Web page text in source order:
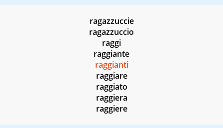
ragazzuccie
ragazzuccio
raggi
raggiante
raggianti
raggiare
raggiato
raggiera
raggiere